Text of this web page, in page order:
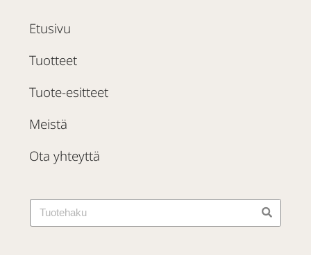
Etusivu
Tuotteet
Tuote-esitteet
Meistä
Ota yhteyttä